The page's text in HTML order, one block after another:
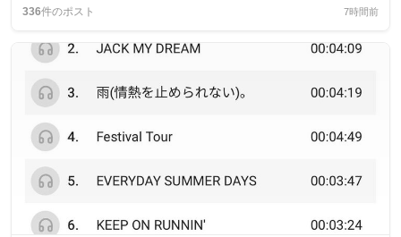
336件のポスト 7時間前